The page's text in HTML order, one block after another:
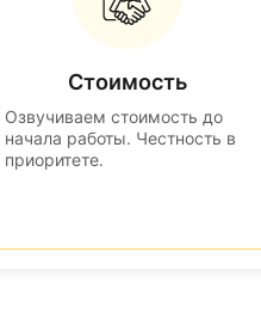
Стоимость
Озвучиваем стоимость до
начала работы. Честность в
приоритете.